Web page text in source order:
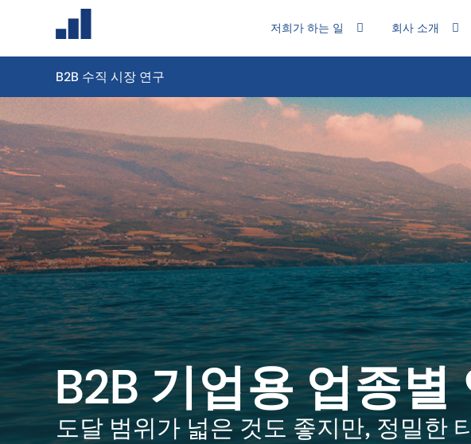
저희가 하는 일 회사 소개
B2B 수직 시장 연구
B2B 기업용 업종
도달 범위가 넓은 것도 좋지만, 정밀한